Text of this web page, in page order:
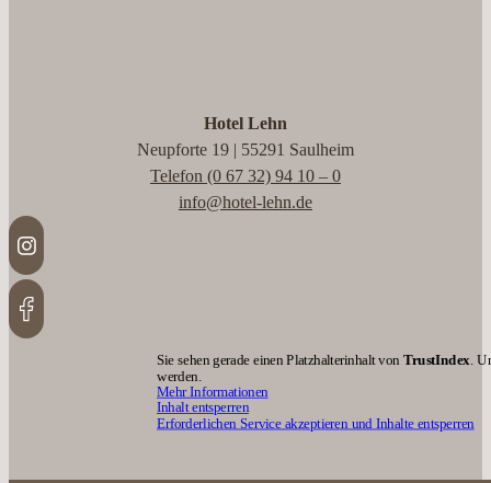
Hotel Lehn
Neupforte 19 | 55291 Saulheim
Telefon (0 67 32) 94 10 – 0
info@hotel-lehn.de
Sie sehen gerade einen Platzhalterinhalt von TrustIndex .
werden.
Mehr Informationen
Inhalt entsperren
Erforderlichen Service akzeptieren und Inhalte entsperren